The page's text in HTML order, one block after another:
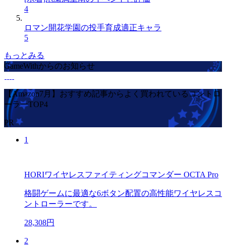
4
ロマン開花学園の投手育成適正キャラ
5
もっとみる
GameWithからのお知らせ
【Amazon7月】おすすめ記事からよく買われているコントロ
ーラーTOP4
PR
1
HORIワイヤレスファイティングコマンダー OCTA Pro
格闘ゲームに最適な6ボタン配置の高性能ワイヤレスコ
ントローラーです。
28,308円
2